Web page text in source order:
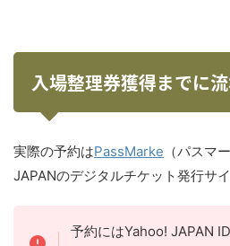
入場整理券獲得までに
実際の予約はPassMarke （パスマ
JAPANのデジタルチケット発行サイ
予約にはYahoo! JAPAN